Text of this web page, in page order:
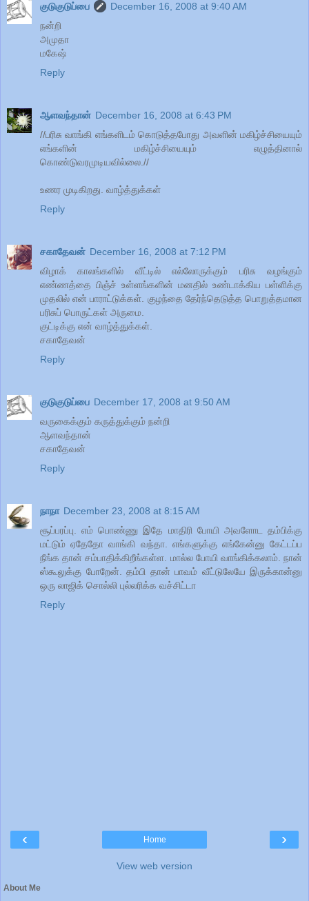
குடுகுடுப்பை
December 16, 2008 at 9:40 AM
நன்றி
அமுதா
மகேஷ்
Reply
ஆளவந்தான் December 16, 2008 at 6:43 PM
//பரிசு வாங்கி எங்களிடம் கொடுத்தபோது அவளின் மகிழ்ச்சியையும்
எங்களின் மகிழ்ச்சியையும் எழுத்தினால்
கொண்டுவரமுடியவில்லை.//
உணர முடிகிறது. வாழ்த்துக்கள்
Reply
சகாதேவன் December 16, 2008 at 7:12 PM
விழாக் காலங்களில் வீட்டில் எல்லோருக்கும் பரிசு வழங்கும்
எண்ணத்தை பிஞ்ச் உள்ளங்களின் மனதில் உண்டாக்கிய பள்ளிக்கு
முதலில் என் பாராட்டுக்கள். குழந்தை தேர்ந்தெடுத்த பொறுத்தமான
பரிசுப் பொருட்கள் அருமை.
குட்டிக்கு என் வாழ்த்துக்கள்.
சகாதேவன்
Reply
குடுகுடுப்பை December 17, 2008 at 9:50 AM
வருகைக்கும் கருத்துக்கும் நன்றி
ஆளவந்தான்
சகாதேவன்
Reply
நாநா December 23, 2008 at 8:15 AM
சூப்பரப்பு. எம் பொண்ணு இதே மாதிரி போயி அவளோட தம்பிக்கு
மட்டும் ஏதேதோ வாங்கி வந்தா. எங்களுக்கு எங்கேன்னு கேட்டப்ப
நீங்க தான் சம்பாதிக்கிறீங்கள்ள. மால்ல போயி வாங்கிக்கலாம். நான்
ஸ்கூலுக்கு போறேன். தம்பி தான் பாவம் வீட்டுலேயே இருக்கான்னு
ஒரு லாஜிக் சொல்லி புல்லரிக்க வச்சிட்டா
Reply
‹ ›
Home
View web version
About Me